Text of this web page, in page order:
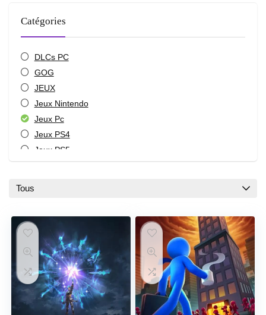
Catégories
DLCs PC
GOG
JEUX
Jeux Nintendo
Jeux Pc
Jeux PS4
Jeux PS5
Steam
Xbox One
Xbox Series X
Xbox Series X|S
Toutes catégories
Tous